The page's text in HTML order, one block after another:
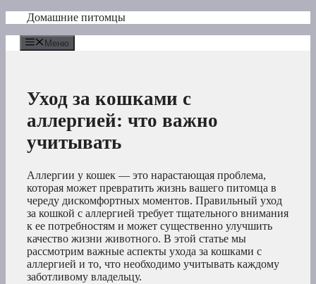
Перейти
содержимому
Домашние питомцы
Меню
Уход за кошками с
аллергией: что важно
учитывать
Аллергии у кошек — это нарастающая проблема,
которая может превратить жизнь вашего питомца в
череду дискомфортных моментов. Правильный уход
за кошкой с аллергией требует тщательного внимания
к ее потребностям и может существенно улучшить
качество жизни животного. В этой статье мы
рассмотрим важные аспекты ухода за кошками с
аллергией и то, что необходимо учитывать каждому
заботливому владельцу.